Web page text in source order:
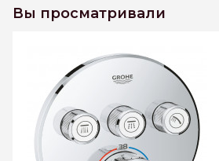
Grohtherm SmartControl на 3
Написать отзыв
Вы просматривали